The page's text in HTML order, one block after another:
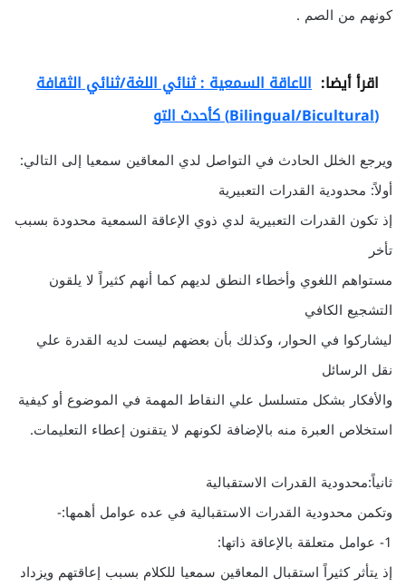
كونهم من الصم .
اقرأ أيضا: الاعاقة السمعية : ثنائي اللغة/ثنائي الثقافة
(Bilingual/Bicultural) كأحدث التو
ويرجع الخلل الحادث في التواصل لدي المعاقين سمعيا إلى التالي:
أولاً: محدودية القدرات التعبيرية
إذ تكون القدرات التعبيرية لدي ذوي الإعاقة السمعية محدودة بسبب
تأخر
مستواهم اللغوي وأخطاء النطق لديهم كما أنهم كثيراً لا يلقون
التشجيع الكافي
ليشاركوا في الحوار، وكذلك بأن بعضهم ليست لديه القدرة علي
نقل الرسائل
والأفكار بشكل متسلسل علي النقاط المهمة في الموضوع أو كيفية
استخلاص العبرة منه بالإضافة لكونهم لا يتقنون إعطاء التعليمات.
ثانياً:محدودية القدرات الاستقبالية
وتكمن محدودية القدرات الاستقبالية في عده عوامل أهمها:-
1- عوامل متعلقة بالإعاقة ذاتها:
إذ يتأثر كثيراً استقبال المعاقين سمعيا للكلام بسبب إعاقتهم ويزداد